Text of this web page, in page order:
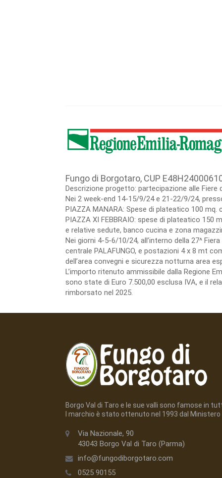
Fungo di Borgotaro, CUP
Descrizione progetto: partecipazione alle Fiere
Nei 2 week-end 14-15/9/24 e 21-22/9/24,
PIAZZA MANARA: Spese di plateatico 100
PIAZZA XI FEBBRAIO: spese di plateatico
e relative sedute, banco cucina e zona
Nei giorni 4-5-6/10/24, all’interno della 27^
centrale PALAFUNGO, e postazioni 4 x 8 mt
dell’area convegni e sicurezza notturna area
L’importo ritenuto ammissibile dalla Regione
sono state di Euro 7.500,00 esclusa IVA, e il
rimborsato nel 2025.
Borgo Val di Taro e le sue valli sono famose in
l marchio è stato ottenuto nel 1993 dal Ministero
Via Nazionale, 90
43043 Borgo Val di Taro (Parma)
info@fungodiborgotaro.com
0525 90155